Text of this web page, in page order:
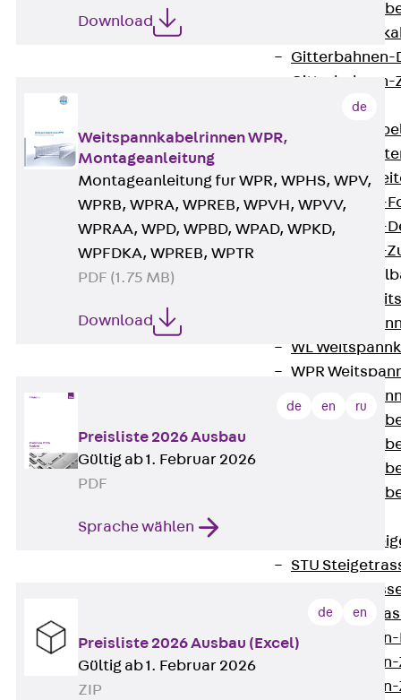
GTD
GTDW
Gitterbahnen-
Gitterbahnen-
Kabelleitern
LGG
LGGS
Kabelleitern-
Kabelleitern-
Kabelleitern-
WPL
WL
WPR
WLR
STU
ST
LGG
Download
de
Weitspannkabelrinnen WPR,
Montageanleitung
Montageanleitung fur WPR, WPHS, WPV,
WPRB, WPRA, WPREB, WPVH, WPVV,
WPRAA, WPD, WPBD, WPAD, WPKD,
WPFDKA, WPREB, WPTR
PDF (1.75 MB)
Download
de en ru
Preisliste 2026 Ausbau
Gültig ab 1. Februar 2026
PDF
Sprache wählen
de en
Preisliste 2026 Ausbau (Excel)
Gültig ab 1. Februar 2026
ZIP